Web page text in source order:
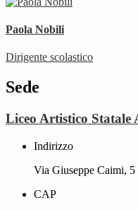
Paola Nobili
Dirigente scolastico
Sede
Liceo Artistico Statale
Indirizzo
Via Giuseppe Caimi, 5
CAP